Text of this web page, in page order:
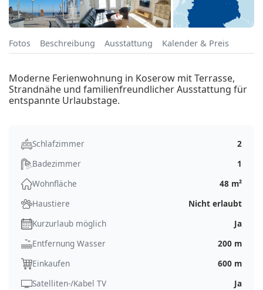
Fotos Beschreibung Ausstattung Kalender & Preis
Moderne Ferienwohnung in Koserow mit Terrasse,
Strandnähe und familienfreundlicher Ausstattung für
entspannte Urlaubstage.
Schlafzimmer
2
Badezimmer
1
Wohnfläche
48 m²
Haustiere
Nicht erlaubt
Kurzurlaub möglich
Ja
Entfernung Wasser
200 m
Einkaufen
600 m
Satelliten-/Kabel TV
Ja